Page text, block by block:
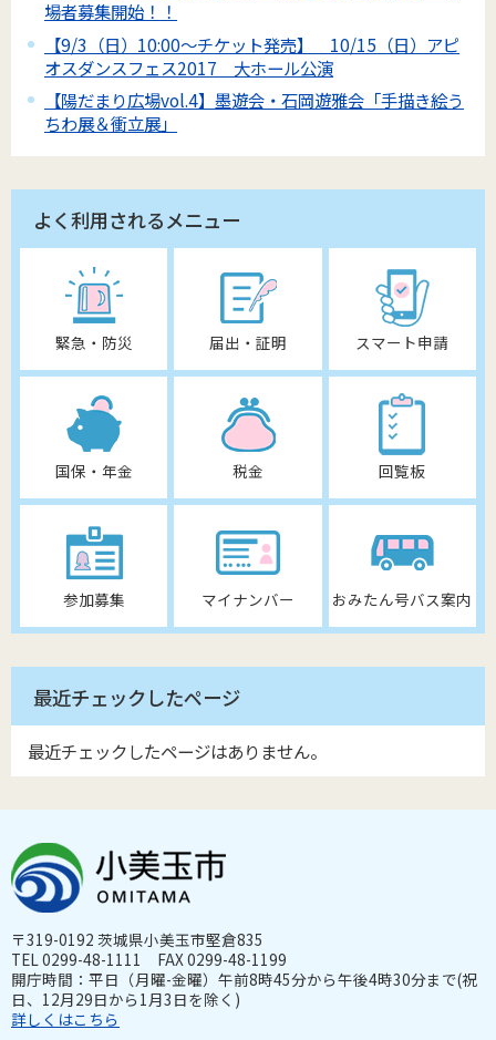
場者募集開始！！
【9/3（日）10:00～チケット発売】 10/15（日）アピ
オスダンスフェス2017 大ホール公演
【陽だまり広場vol.4】墨遊会・石岡遊雅会「手描き絵う
ちわ展＆衝立展」
よく利用されるメニュー
緊急・防災 届出・証明 スマート申請
国保・年金 税金 回覧板
参加募集 マイナンバー おみたん号バス案内
最近チェックしたページ
最近チェックしたページはありません。
〒319-0192 茨城県小美玉市堅倉835
TEL 0299-48-1111 FAX 0299-48-1199
開庁時間：平日（月曜-金曜）午前8時45分から午後4時30分まで(祝
日、12月29日から1月3日を除く)
詳しくはこちら